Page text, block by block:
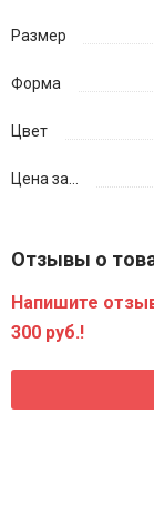
Размер
Форма
Цвет
Цена за...
Отзывы о
Напишите
300 руб.!